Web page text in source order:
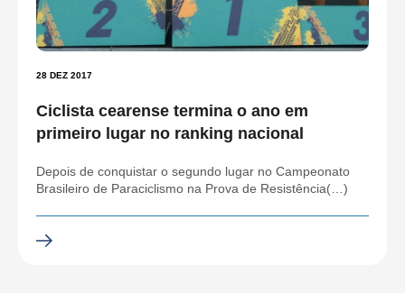
28 DEZ 2017
Ciclista cearense termina o ano em
primeiro lugar no ranking nacional
Depois de conquistar o segundo lugar no Campeonato
Brasileiro de Paraciclismo na Prova de Resistência(…)